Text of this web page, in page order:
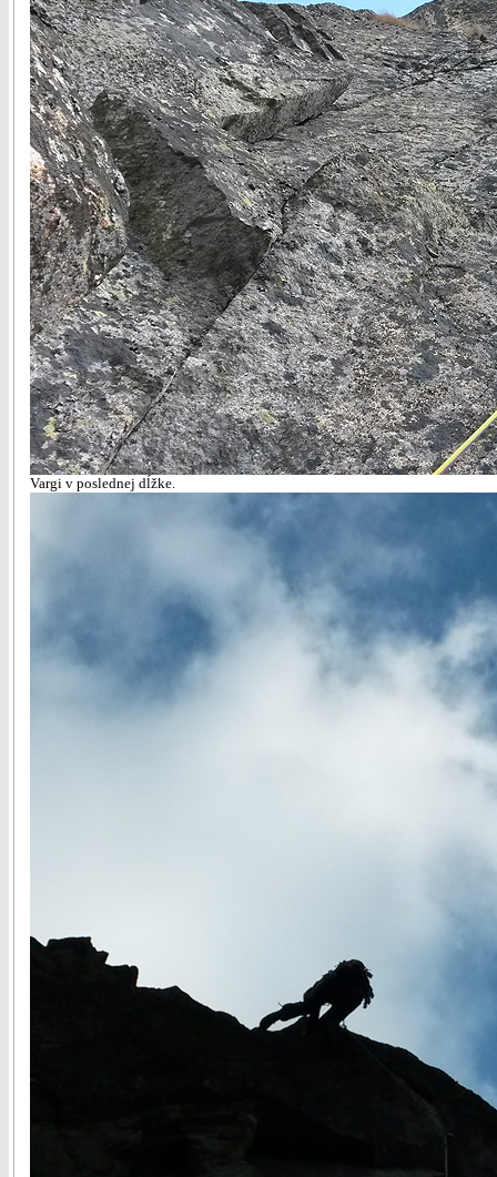
Vargi v poslednej dĺžke.